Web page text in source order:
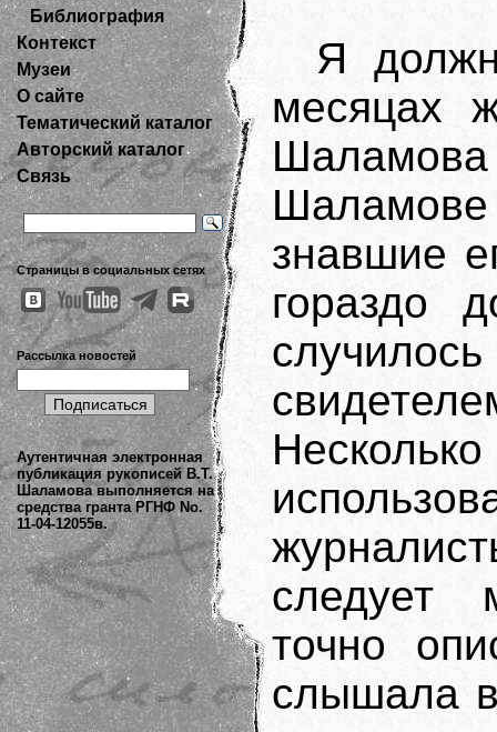
Библиография
Контекст
Музеи
О сайте
Тематический каталог
Авторский каталог
Связь
Страницы в социальных сетях
Рассылка новостей
Аутентичная электронная
публикация рукописей В.Т.
Шаламова выполняется на
средства гранта РГНФ No.
11-04-12055в.
Я
месяцах
знавшие
гораздо
следует
точно
слышала